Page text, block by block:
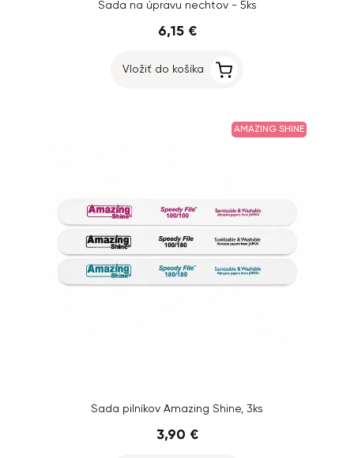
Sada na úpravu nechtov - 5ks
6,15 €
Vložiť do košíka
AMAZING SHINE
Sada pilníkov Amazing Shine, 3ks
3,90 €